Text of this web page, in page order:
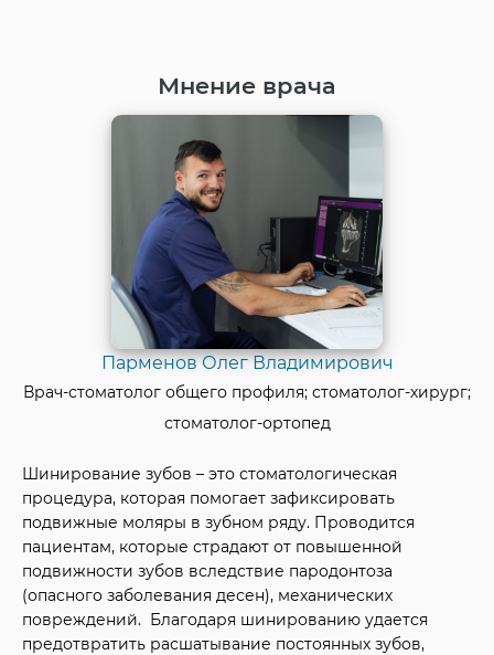
Мнение врача
Парменов Олег Владимирович
Врач-стоматолог общего профиля; стоматолог-хирург;
стоматолог-ортопед
Шинирование зубов – это стоматологическая
процедура, которая помогает зафиксировать
подвижные моляры в зубном ряду. Проводится
пациентам, которые страдают от повышенной
подвижности зубов вследствие пародонтоза
(опасного заболевания десен), механических
повреждений. Благодаря шинированию удается
предотвратить расшатывание постоянных зубов,